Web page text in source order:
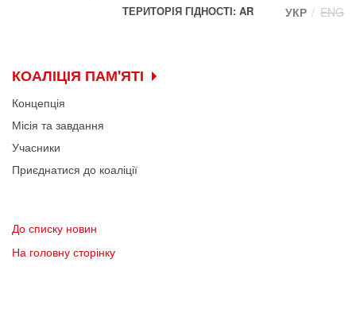
ТЕРИТОРІЯ ГІДНОСТІ: AR
УКР ENG
КОАЛІЦІЯ ПАМ'ЯТІ
Концепція
Місія та завдання
Учасники
Приєднатися до коаліції
До списку новин
На головну сторінку